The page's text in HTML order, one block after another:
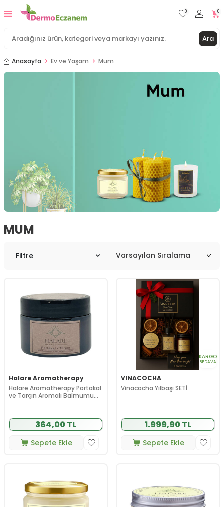
Ara
0 0
Anasayfa Ev ve Yaşam Mum
MUM
Filtre
Halare Aromatherapy
Halare Aromatherapy Portakal
ve Tarçın Aromalı Balmumu
364,00 TL
Sepete Ekle
KARGO
BEDAVA
VINACOCHA
Vinacocha Yılbaşı SETİ
1.999,90 TL
Sepete Ekle